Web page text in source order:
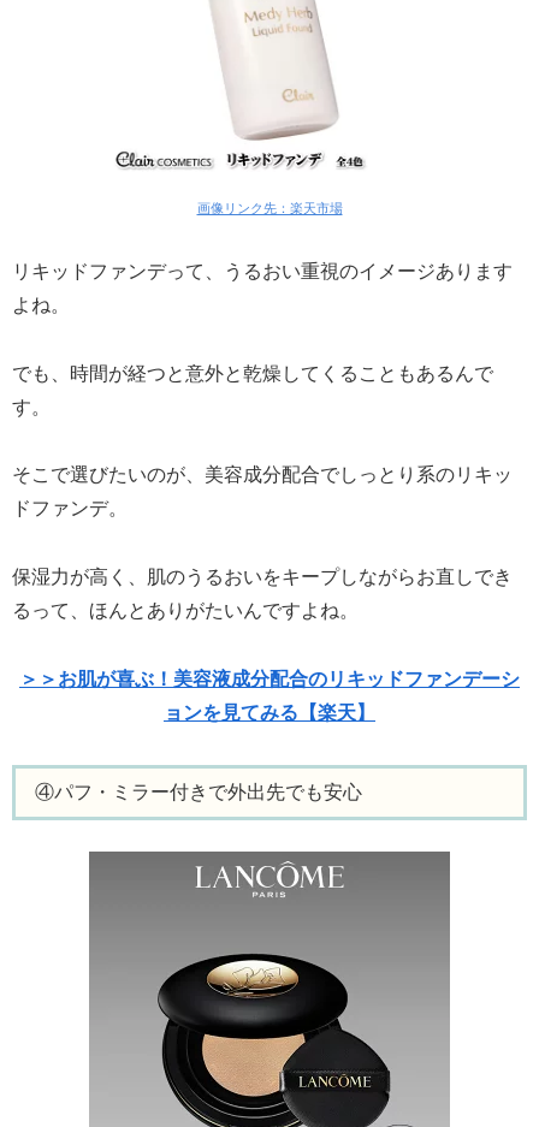
画像リンク先：楽天市場
リキッドファンデって、うるおい重視のイメージあります
よね。
でも、時間が経つと意外と乾燥してくることもあるんで
す。
そこで選びたいのが、美容成分配合でしっとり系のリキッ
ドファンデ。
保湿力が高く、肌のうるおいをキープしながらお直しでき
るって、ほんとありがたいんですよね。
＞＞お肌が喜ぶ！美容液成分配合のリキッドファンデーシ
ョンを見てみる【楽天】
④パフ・ミラー付きで外出先でも安心